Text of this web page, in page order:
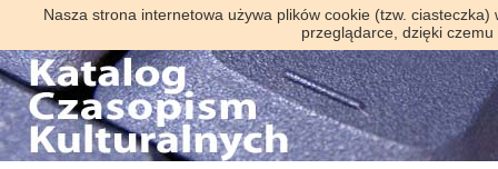
Nasza strona internetowa używa plików cookie (tzw.
przeglądarce, dzięki